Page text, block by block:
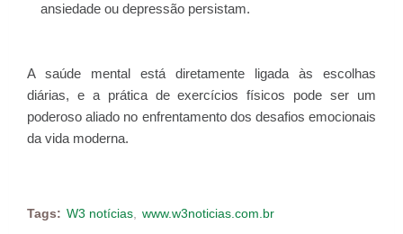
ansiedade ou depressão persistam.
A saúde mental está diretamente ligada às escolhas
diárias, e a prática de exercícios físicos pode ser um
poderoso aliado no enfrentamento dos desafios emocionais
da vida moderna.
Tags: W3 notícias www.w3noticias.com.br